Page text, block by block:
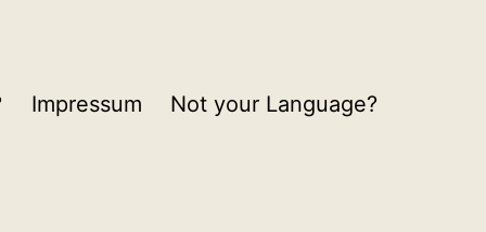
Impressum Not your Language?